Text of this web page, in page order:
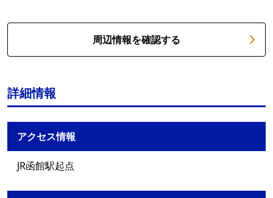
周辺情報を確認する
詳細情報
アクセス情報
JR函館駅起点